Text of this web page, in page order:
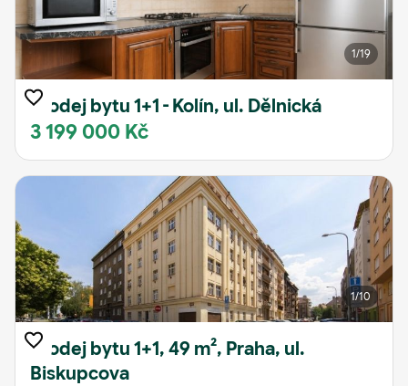
1/19
Prodej bytu 1+1 - Kolín, ul. Dělnická
3 199 000 Kč
1/10
Prodej bytu 1+1, 49 m², Praha, ul.
Biskupcova